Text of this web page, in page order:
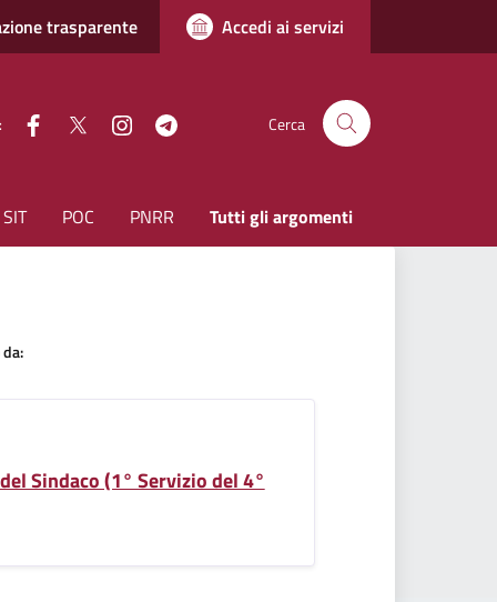
trasparente Accedi ai servizi
facebook
Twitter instagram Cerca
SIT POC PNRR Tutti gli argomenti
Sindaco (1° Servizio del 4°